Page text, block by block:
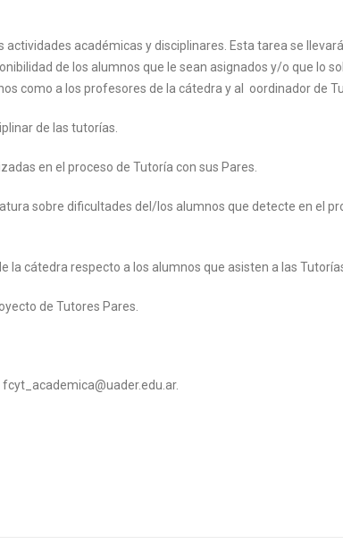
académicas y disciplinares. Esta tarea se llevará
de los alumnos que le sean asignados y/o que lo
como a los profesores de la cátedra y al oordinador de
de las tutorías.
en el proceso de Tutoría con sus Pares.
sobre dificultades del/los alumnos que detecte en el
cátedra respecto a los alumnos que asisten a las
de Tutores Pares.